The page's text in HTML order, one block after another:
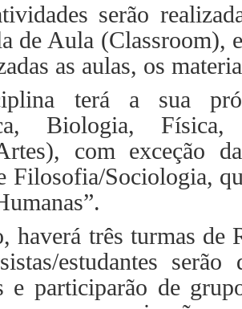
serão
de Aula (Classroom),
as aulas, os
terá a sua
Biologia,
com exceção
Filosofia/Sociologia,
haverá três turmas de
estudantes serão
e participarão de